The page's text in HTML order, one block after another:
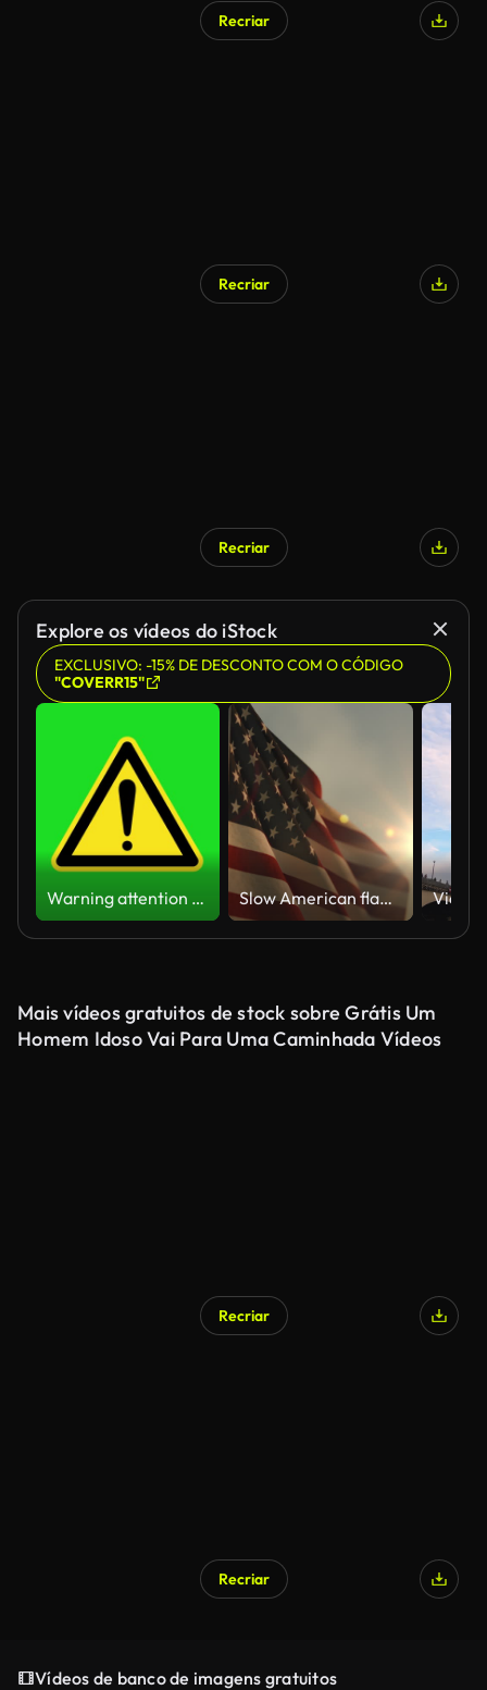
Recriar
Recriar
Recriar
Explore os vídeos do iStock
EXCLUSIVO: -15% DE DESCONTO COM O CÓDIGO
"COVERR15"
Warning attention yellow hazard message street sign 4k green screen caution animation Slow American flag at sunset during Memorial Day in the United States
Mais vídeos gratuitos de stock sobre Grátis Um
Homem Idoso Vai Para Uma Caminhada Vídeos
Recriar
Recriar
Vídeos de banco de imagens gratuitos